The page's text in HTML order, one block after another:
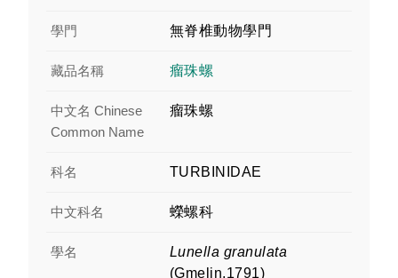
學門 無脊椎動物學門
藏品名稱 瘤珠螺
中文名 Chinese
Common Name
瘤珠螺
科名 TURBINIDAE
中文科名 蠑螺科
學名
Lunella granulata
(Gmelin,1791)